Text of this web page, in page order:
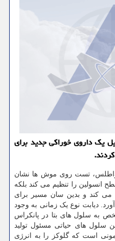
یک داروی خوراکی جدید برای
تست روی موش ها نشان
انسولین را تنظیم می کند بلکه
می کند و بدین سان مسیر برای
دیابت نوع یک زمانی به وجود
به سلول های بتا در پانکراس
سلول های حیاتی مسئول تولید
است که گلوکز را به انرژی